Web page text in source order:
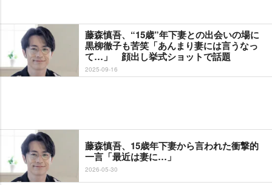
藤森慎吾、“15歳”年下妻との出会いの場に
黒柳徹子も苦笑「あんまり妻には言うなっ
て…」 顔出し挙式ショットで話題
2025-09-16
藤森慎吾、15歳年下妻から言われた衝撃的
一言「最近は妻に…」
2026-05-30